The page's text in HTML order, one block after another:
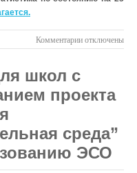
Комментариик
записи
по
отключены
школ с
проекта
среда”
ЭСО